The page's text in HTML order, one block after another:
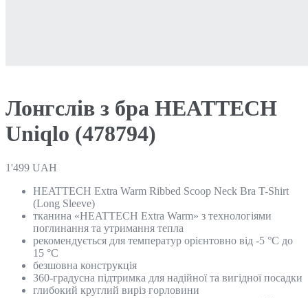
Лонгслів з бра HEATTECH
Uniqlo (478794)
1'499 UAH
HEATTECH Extra Warm Ribbed Scoop Neck Bra T-Shirt
(Long Sleeve)
тканина «HEATTECH Extra Warm» з технологіями
поглинання та утримання тепла
рекомендується для температур орієнтовно від -5 °C до
15 °C
безшовна конструкція
360-градусна підтримка для надійної та вигідної посадки
глибокий круглий виріз горловини